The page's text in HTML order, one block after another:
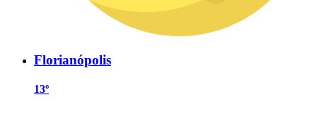
Florianópolis
13º